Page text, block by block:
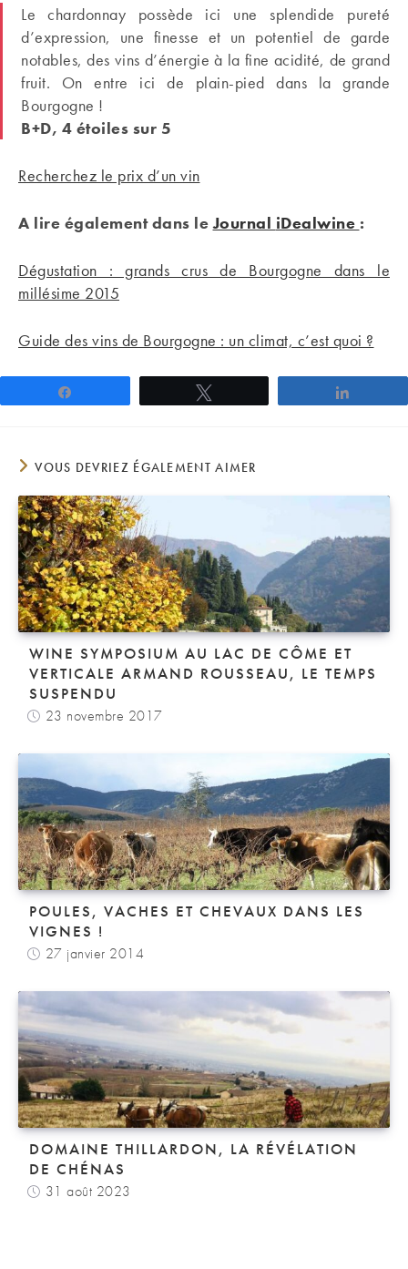
Le chardonnay possède ici une splendide pureté
d’expression, une finesse et un potentiel de garde
notables, des vins d’énergie à la fine acidité, de grand
fruit. On entre ici de plain-pied dans la grande
Bourgogne !
B+D, 4 étoiles sur 5
Recherchez le prix d’un vin
A lire également dans leJournal iDealwine :
Dégustation : grands crus de Bourgogne dans le
millésime 2015
Guide des vins de Bourgogne : un climat, c’est quoi ?
VOUS DEVRIEZ ÉGALEMENT AIMER
WINE SYMPOSIUM AU LAC DE CÔME ET
VERTICALE ARMAND ROUSSEAU, LE TEMPS
SUSPENDU
23 novembre 2017
POULES, VACHES ET CHEVAUX DANS LES
VIGNES !
27 janvier 2014
DOMAINE THILLARDON, LA RÉVÉLATION
DE CHÉNAS
31 août 2023